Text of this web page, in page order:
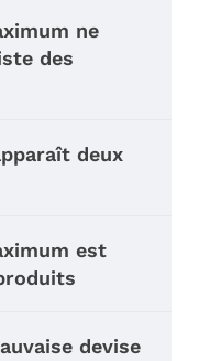
ne
des
deux
est
devise